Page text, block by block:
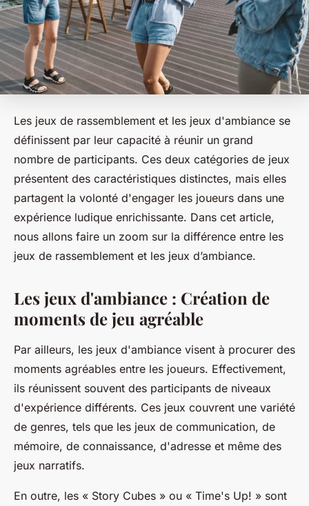
Les jeux de rassemblement et les jeux d'ambiance se
définissent par leur capacité à réunir un grand
nombre de participants. Ces deux catégories de jeux
présentent des caractéristiques distinctes, mais elles
partagent la volonté d'engager les joueurs dans une
expérience ludique enrichissante. Dans cet article,
nous allons faire un zoom sur la différence entre les
jeux de rassemblement et les jeux d’ambiance.
Les jeux d'ambiance : Création de
moments de jeu agréable
Par ailleurs, les jeux d'ambiance visent à procurer des
moments agréables entre les joueurs. Effectivement,
ils réunissent souvent des participants de niveaux
d'expérience différents. Ces jeux couvrent une variété
de genres, tels que les jeux de communication, de
mémoire, de connaissance, d'adresse et même des
jeux narratifs.
En outre, les « Story Cubes » ou « Time's Up! » sont